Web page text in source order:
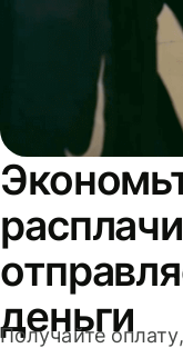
деньги
Получайте